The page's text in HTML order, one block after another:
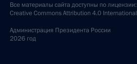
Все материалы сайта доступны по лицензии:
Creative Commons Attribution 4.0 International
Администрация Президента России
2026 год